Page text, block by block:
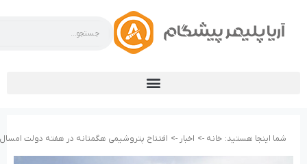
شما اینجا هستید: خانه -> اخبار -> افتتاح پتروشیمی هگمتانه در هفته دولت امسال